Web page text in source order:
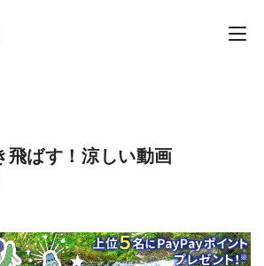
飛ばす！涼しい動画